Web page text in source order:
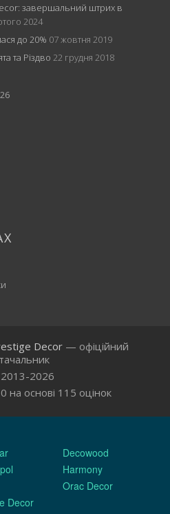
завершальний штрих в
2024
до 20% 07 жовтня 2019
та Різдво 22 грудня 2018
Decor— офіційний
2013-2026
на основі 115 оцінок
Decowood
Harmony
Orac Decor
Decor